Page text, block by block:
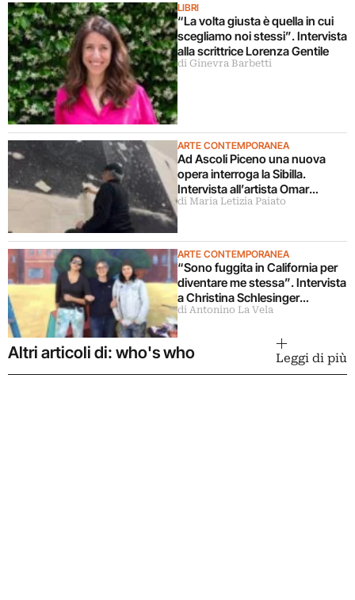
LIBRI
“La volta giusta è quella in cui
scegliamo noi stessi”. Intervista
alla scrittrice Lorenza Gentile
di Ginevra Barbetti
ARTE CONTEMPORANEA
Ad Ascoli Piceno una nuova
opera interroga la Sibilla.
Intervista all’artista Omar
Galliani
di Maria Letizia Paiato
ARTE CONTEMPORANEA
“Sono fuggita in California per
diventare me stessa”. Intervista
a Christina Schlesinger
delle Guerrilla Girls
di Antonino La Vela
Altri articoli di: who's who Leggi di più